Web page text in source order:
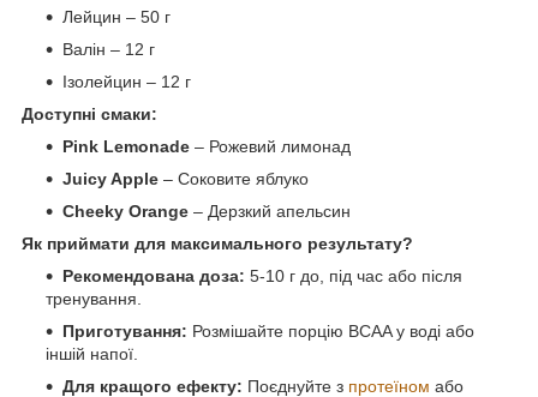
Лейцин – 50 г
Валін – 12 г
Ізолейцин – 12 г
Доступні смаки:
Pink Lemonade – Рожевий лимонад
Juicy Apple – Соковите яблуко
Cheeky Orange – Дерзкий апельсин
Як приймати для максимального результату?
Рекомендована доза: 5-10 г до, під час або після
тренування.
Приготування: Розмішайте порцію BCAA у воді або
іншій напої.
Для кращого ефекту: Поєднуйте з протеїном або